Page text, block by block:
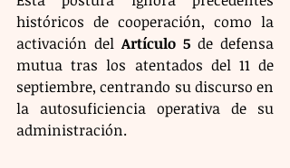
históricos de cooperación, como la
activación del Artículo 5 de defensa
mutua tras los atentados del 11 de
septiembre, centrando su discurso en
la autosuficiencia operativa de su
administración.